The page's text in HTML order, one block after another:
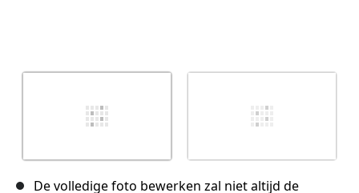
De volledige foto bewerken zal niet altijd de